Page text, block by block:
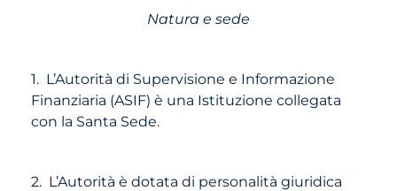
Natura e sede
1. L’Autorità di Supervisione e Informazione
Finanziaria (ASIF) è una Istituzione collegata
con la Santa Sede.
2. L’Autorità è dotata di personalità giuridica